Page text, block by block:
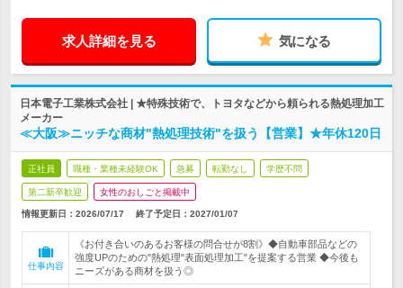
求人詳細を見る 気になる
日本電子工業株式会社 | ★特殊技術で、トヨタなどから頼られる熱処理加工
メーカー
≪大阪≫ニッチな商材"熱処理技術"を扱う【営業】★年休120日
正社員 職種・業種未経験OK 急募 転勤なし 学歴不問
第二新卒歓迎 女性のおしごと掲載中
情報更新日：2026/07/17 終了予定日： 2027/01/07
仕事内容
《お付き合いのあるお客様の問合せが8割》◆自動車部品などの
強度UPのための"熱処理"表面処理加工"を提案する営業 ◆今後も
ニーズがある商材を扱う◎